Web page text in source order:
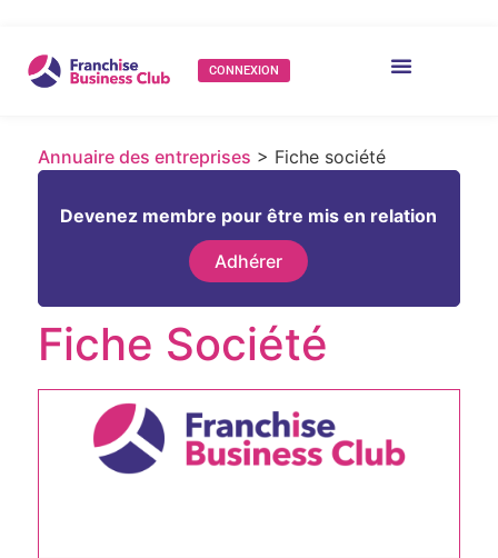
CONNEXION
Annuaire des entreprises > Fiche société
Devenez membre pour être mis en relation
Adhérer
Fiche Société